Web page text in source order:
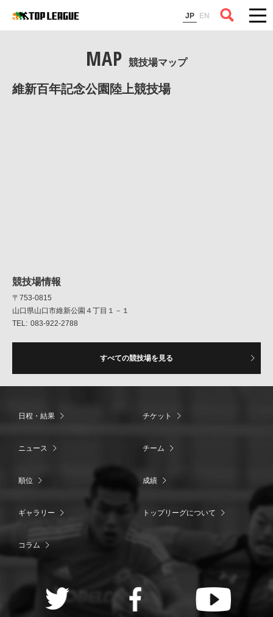
JP EN
コラム
MAP 競技場マップ
維新百年記念公園陸上競技場
競技場情報
〒753-0815
山口県山口市維新公園４丁目１－１
083-922-2788
すべての競技場を見る
日程・結果 チケット
ニュース チーム
順位 成績
ギャラリー トップリーグについて
コラム